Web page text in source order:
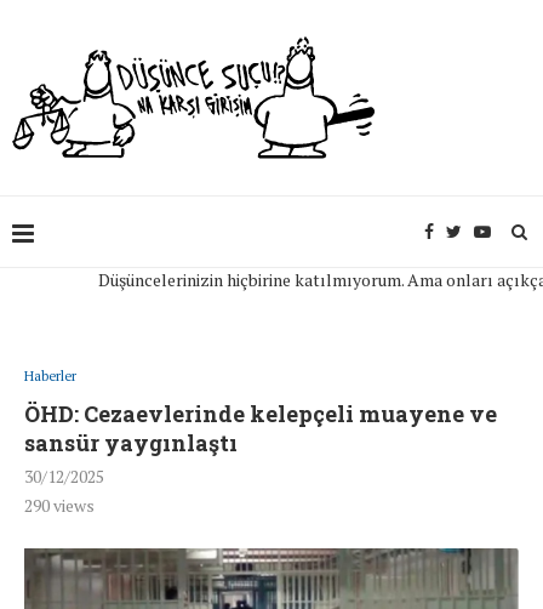
Düşüncelerinizin hiçbirine katılmıyorum. Ama onları açıkça
Haberler
ÖHD: Cezaevlerinde kelepçeli muayene ve
sansür yaygınlaştı
30/12/2025
290views